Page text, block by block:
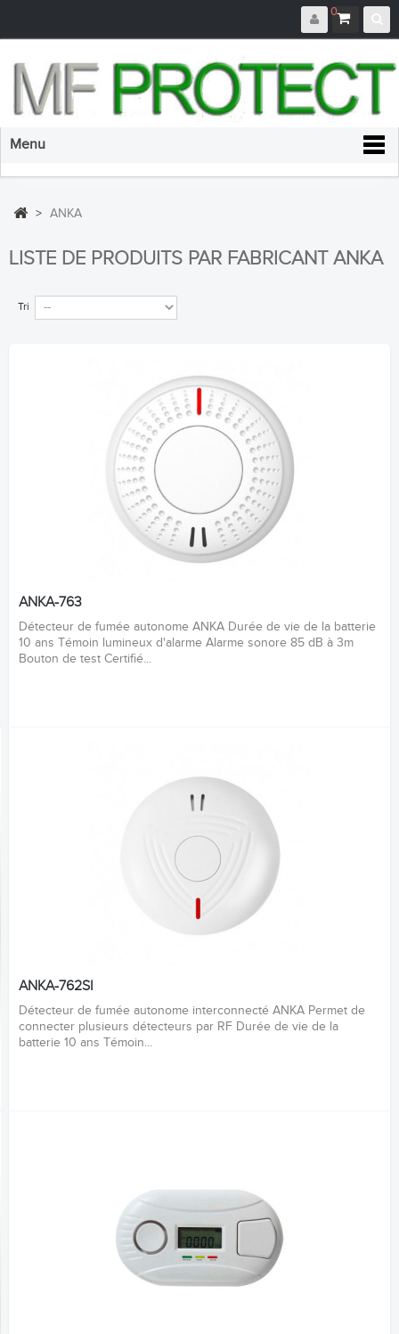
0
Menu
> ANKA
LISTE DE PRODUITS PAR FABRICANT ANKA
Tri
ANKA-763
Détecteur de fumée autonome ANKA Durée de vie de la batterie
10 ans Témoin lumineux d'alarme Alarme sonore 85 dB à 3m
Bouton de test Certifié...
ANKA-762SI
Détecteur de fumée autonome interconnecté ANKA Permet de
connecter plusieurs détecteurs par RF Durée de vie de la
batterie 10 ans Témoin...